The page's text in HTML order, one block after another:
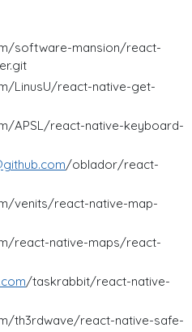
software-mansion/react-
LinusU/react-native-get-
APSL/react-native-keyboard-
/oblador/react-
venits/react-native-map-
react-native-maps/react-
/taskrabbit/react-native-
th3rdwave/react-native-safe-